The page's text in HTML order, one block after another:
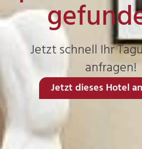
Jetzt schnell Ihr
anfragen!
Jetzt dieses Hotel